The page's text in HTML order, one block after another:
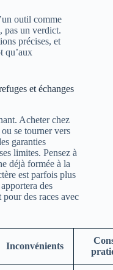
outil comme
pas un verdict.
précises, et
qu’aux
et échanges
Acheter chez
se tourner vers
garanties
limites. Pensez à
déjà formée à la
est parfois plus
des
des races avec
Inconvénients